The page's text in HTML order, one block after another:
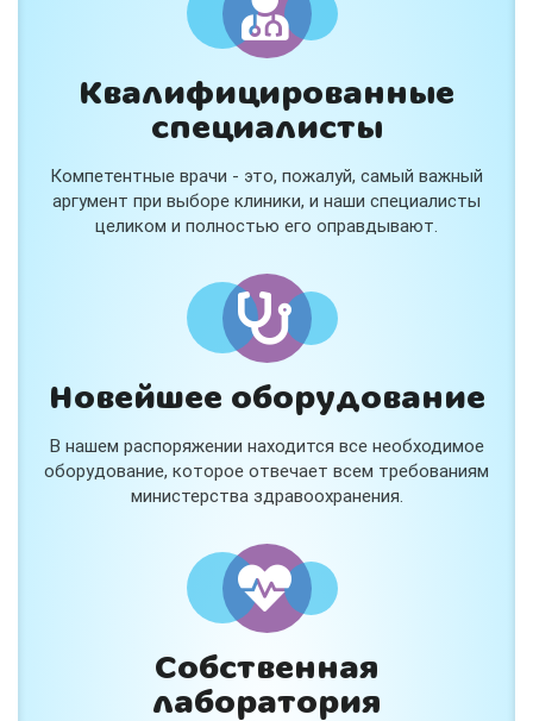
Квалифицированные
специалисты
Компетентные врачи - это, пожалуй, самый важный
аргумент при выборе клиники, и наши специалисты
целиком и полностью его оправдывают.
Новейшее оборудование
В нашем распоряжении находится все необходимое
оборудование, которое отвечает всем требованиям
министерства здравоохранения.
Собственная
лаборатория